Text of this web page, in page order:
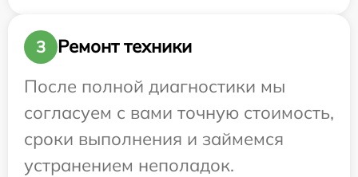
3
Ремонт техники
После полной диагностики мы
согласуем с вами точную стоимость,
сроки выполнения и займемся
устранением неполадок.